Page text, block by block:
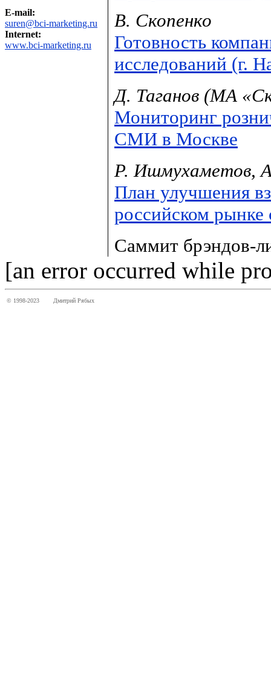
E-mail:
suren@bci-marketing.ru
Internet:
www.bci-marketing.ru
В. Скопенко
Готовность
исследований (г.
Д. Таганов (МА
Мониторинг
СМИ в Москве
Р. Ишмухаметов,
План улучшения
российском рынке
Саммит брэндов-
[an error occurred while
© 1998-2023 Дмитрий Рябых